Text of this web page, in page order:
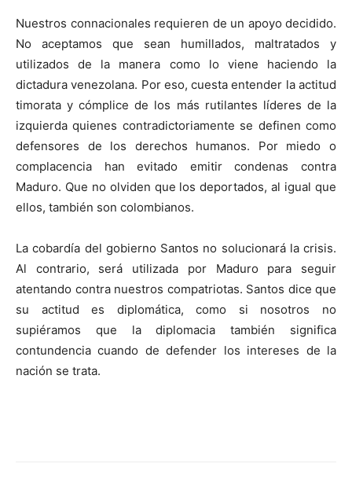
Nuestros connacionales requieren de un apoyo decidido.
No aceptamos que sean humillados, maltratados y
utilizados de la manera como lo viene haciendo la
dictadura venezolana. Por eso, cuesta entender la actitud
timorata y cómplice de los más rutilantes líderes de la
izquierda quienes contradictoriamente se definen como
defensores de los derechos humanos. Por miedo o
complacencia han evitado emitir condenas contra
Maduro. Que no olviden que los deportados, al igual que
ellos, también son colombianos.
La cobardía del gobierno Santos no solucionará la crisis.
Al contrario, será utilizada por Maduro para seguir
atentando contra nuestros compatriotas. Santos dice que
su actitud es diplomática, como si nosotros no
supiéramos que la diplomacia también significa
contundencia cuando de defender los intereses de la
nación se trata.